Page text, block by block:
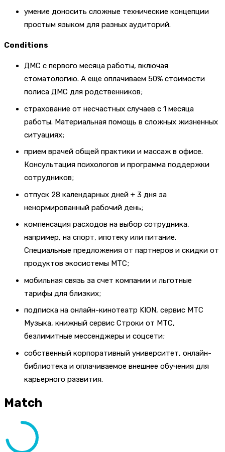
умение доносить сложные технические концепции
простым языком для разных аудиторий.
Conditions
ДМС с первого месяца работы, включая
стоматологию. А еще оплачиваем 50% стоимости
полиса ДМС для родственников;
страхование от несчастных случаев с 1 месяца
работы. Материальная помощь в сложных жизненных
ситуациях;
прием врачей общей практики и массаж в офисе.
Консультация психологов и программа поддержки
сотрудников;
отпуск 28 календарных дней + 3 дня за
ненормированный рабочий день;
компенсация расходов на выбор сотрудника,
например, на спорт, ипотеку или питание.
Специальные предложения от партнеров и скидки от
продуктов экосистемы МТС;
мобильная связь за счет компании и льготные
тарифы для близких;
подписка на онлайн-кинотеатр KION, сервис МТС
Музыка, книжный сервис Строки от МТС,
безлимитные мессенджеры и соцсети;
cобственный корпоративный университет, онлайн-
библиотека и оплачиваемое внешнее обучения для
карьерного развития.
Match